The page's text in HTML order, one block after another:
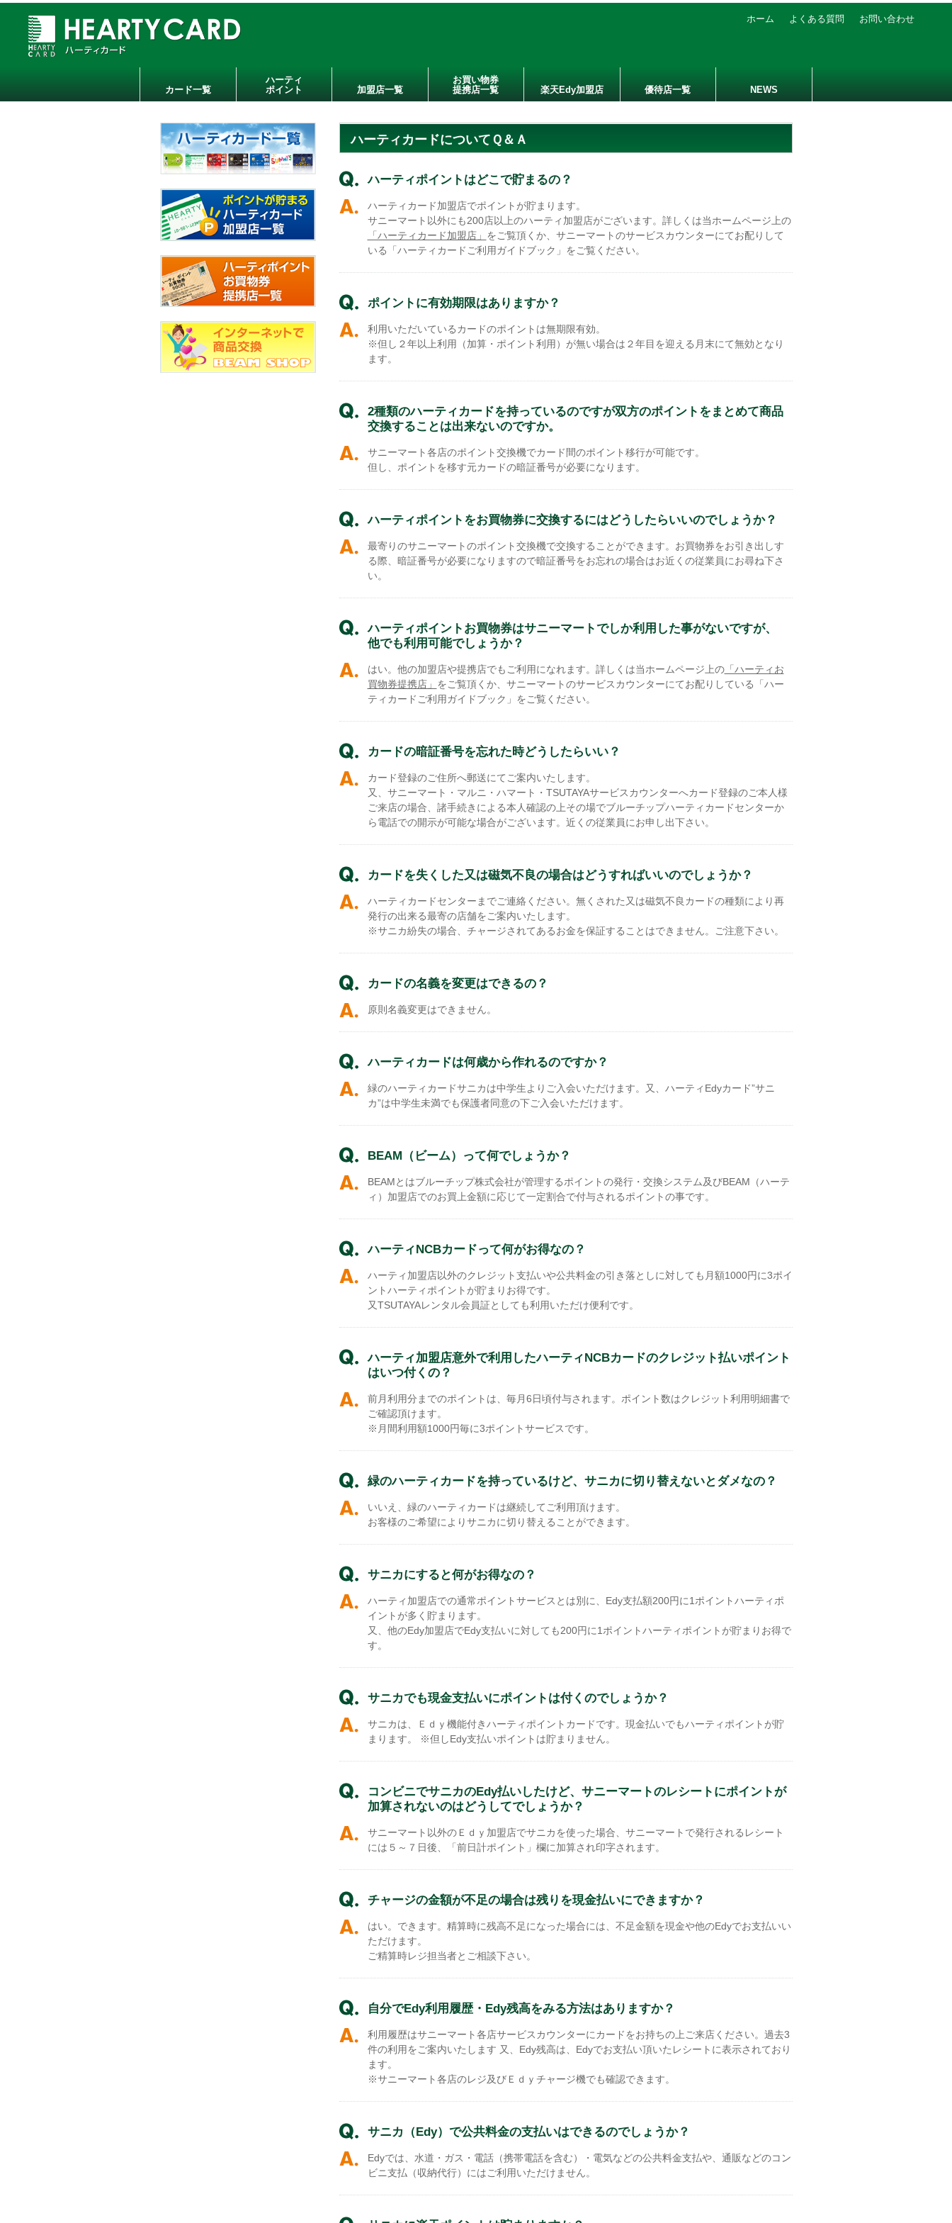
ホーム よくある質問 お問い合わせ
カード一覧
ハーティ
ポイント
加盟店一覧
お買い物券
提携店一覧
楽天Edy加盟店 優待店一覧 NEWS
ハーティカードについてＱ＆Ａ
ハーティポイントはどこで貯まるの？
ハーティカード加盟店でポイントが貯まります。
サニーマート以外にも200店以上のハーティ加盟店がございます。詳しくは当ホームページ上の
「ハーティカード加盟店」 をご覧頂くか、サニーマートのサービスカウンターにてお配りして
いる「ハーティカードご利用ガイドブック」をご覧ください。
ポイントに有効期限はありますか？
利用いただいているカードのポイントは無期限有効。
※但し２年以上利用（加算・ポイント利用）が無い場合は２年目を迎える月末にて無効となり
ます。
2種類のハーティカードを持っているのですが双方のポイントをまとめて商品
交換することは出来ないのですか。
サニーマート各店のポイント交換機でカード間のポイント移行が可能です。
但し、ポイントを移す元カードの暗証番号が必要になります。
ハーティポイントをお買物券に交換するにはどうしたらいいのでしょうか？
最寄りのサニーマートのポイント交換機で交換することができます。お買物券をお引き出しす
る際、暗証番号が必要になりますので暗証番号をお忘れの場合はお近くの従業員にお尋ね下さ
い。
ハーティポイントお買物券はサニーマートでしか利用した事がないですが、
他でも利用可能でしょうか？
はい。他の加盟店や提携店でもご利用になれます。詳しくは当ホームページ上の「ハーティお
買物券提携店」 をご覧頂くか、サニーマートのサービスカウンターにてお配りしている「ハー
ティカードご利用ガイドブック」をご覧ください。
カードの暗証番号を忘れた時どうしたらいい？
カード登録のご住所へ郵送にてご案内いたします。
又、サニーマート・マルニ・ハマート・TSUTAYAサービスカウンターへカード登録のご本人様
ご来店の場合、諸手続きによる本人確認の上その場でブルーチップハーティカードセンターか
ら電話での開示が可能な場合がございます。近くの従業員にお申し出下さい。
カードを失くした又は磁気不良の場合はどうすればいいのでしょうか？
ハーティカードセンターまでご連絡ください。無くされた又は磁気不良カードの種類により再
発行の出来る最寄の店舗をご案内いたします。
※サニカ紛失の場合、チャージされてあるお金を保証することはできません。ご注意下さい。
カードの名義を変更はできるの？
原則名義変更はできません。
ハーティカードは何歳から作れるのですか？
緑のハーティカードサニカは中学生よりご入会いただけます。又、ハーティEdyカード”サニ
カ”は中学生未満でも保護者同意の下ご入会いただけます。
BEAM（ビーム）って何でしょうか？
BEAMとはブルーチップ株式会社が管理するポイントの発行・交換システム及びBEAM（ハーテ
ィ）加盟店でのお買上金額に応じて一定割合で付与されるポイントの事です。
ハーティNCBカードって何がお得なの？
ハーティ加盟店以外のクレジット支払いや公共料金の引き落としに対しても月額1000円に3ポイ
ントハーティポイントが貯まりお得です。
又TSUTAYAレンタル会員証としても利用いただけ便利です。
ハーティ加盟店意外で利用したハーティNCBカードのクレジット払いポイント
はいつ付くの？
前月利用分までのポイントは、毎月6日頃付与されます。ポイント数はクレジット利用明細書で
ご確認頂けます。
※月間利用額1000円毎に3ポイントサービスです。
緑のハーティカードを持っているけど、サニカに切り替えないとダメなの？
いいえ、緑のハーティカードは継続してご利用頂けます。
お客様のご希望によりサニカに切り替えることができます。
サニカにすると何がお得なの？
ハーティ加盟店での通常ポイントサービスとは別に、Edy支払額200円に1ポイントハーティポ
イントが多く貯まります。
又、他のEdy加盟店でEdy支払いに対しても200円に1ポイントハーティポイントが貯まりお得で
す。
サニカでも現金支払いにポイントは付くのでしょうか？
サニカは、Ｅｄｙ機能付きハーティポイントカードです。現金払いでもハーティポイントが貯
まります。 ※但しEdy支払いポイントは貯まりません。
コンビニでサニカのEdy払いしたけど、サニーマートのレシートにポイントが
加算されないのはどうしてでしょうか？
サニーマート以外のＥｄｙ加盟店でサニカを使った場合、サニーマートで発行されるレシート
には５～７日後、「前日計ポイント」欄に加算され印字されます。
チャージの金額が不足の場合は残りを現金払いにできますか？
はい。できます。精算時に残高不足になった場合には、不足金額を現金や他のEdyでお支払いい
ただけます。
ご精算時レジ担当者とご相談下さい。
自分でEdy利用履歴・Edy残高をみる方法はありますか？
利用履歴はサニーマート各店サービスカウンターにカードをお持ちの上ご来店ください。過去3
件の利用をご案内いたします 又、Edy残高は、Edyでお支払い頂いたレシートに表示されており
ます。
※サニーマート各店のレジ及びＥｄｙチャージ機でも確認できます。
サニカ（Edy）で公共料金の支払いはできるのでしょうか？
Edyでは、水道・ガス・電話（携帯電話を含む）・電気などの公共料金支払や、通販などのコン
ビニ支払（収納代行）にはご利用いただけません。